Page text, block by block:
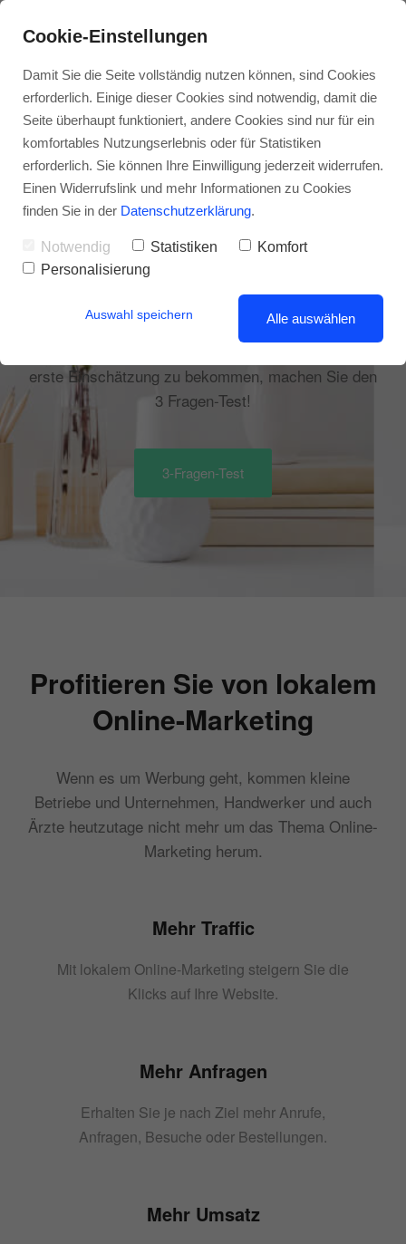
BESSER MIT KONZEPT
Beratung und
Strategie
Welches Online-Marketing passt zu mir? Was ist
erste Einschätzung zu bekommen, machen Sie den
3 Fragen-Test!
3-Fragen-Test
Profitieren Sie von lokalem
Online-Marketing
Wenn es um Werbung geht, kommen kleine
Betriebe und Unternehmen, Handwerker und auch
Ärzte heutzutage nicht mehr um das Thema Online-
Marketing herum.
Mehr Traffic
Mit lokalem Online-Marketing steigern Sie die
Klicks auf Ihre Website.
Mehr Anfragen
Erhalten Sie je nach Ziel mehr Anrufe,
Anfragen, Besuche oder Bestellungen.
Mehr Umsatz
Cookie-Einstellungen
Damit Sie die Seite vollständig nutzen können, sind Cookies
erforderlich. Einige dieser Cookies sind notwendig, damit die
Seite überhaupt funktioniert, andere Cookies sind nur für ein
komfortables Nutzungserlebnis oder für Statistiken
erforderlich. Sie können Ihre Einwilligung jederzeit widerrufen.
Einen Widerrufslink und mehr Informationen zu Cookies
finden Sie in der Datenschutzerklärung.
Notwendig Statistiken
Komfort
Personalisierung
Auswahl speichern Alle auswählen